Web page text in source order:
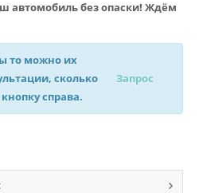
автомобиль без опаски! Ждём
то можно их
сколько
справа.
Запрос